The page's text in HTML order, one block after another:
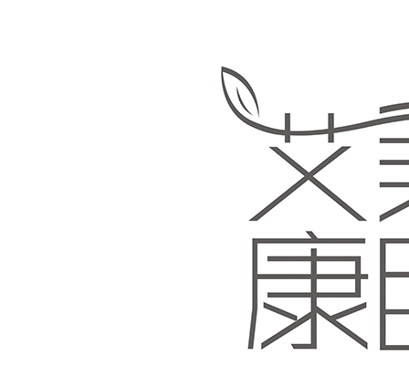
成都包装厂：纸质包装盒定制常见破损问题 提前规
避技巧，纸质包装盒定制最常见的破损问题的是运输
成都包装厂：包装盒印刷工艺怎么选？烫
成都包装盒定制厂家：包装盒印刷工艺怎么选？烫
金、UV、击凸效果对比，不少商家在选择包装印刷
成都包装厂：印刷中单色黑和四色黑和区